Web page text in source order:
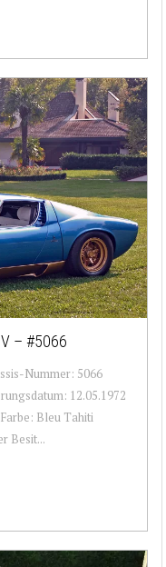
– #5066
Nummer: 5066
12.05.1972
Bleu Tahiti
Besit...